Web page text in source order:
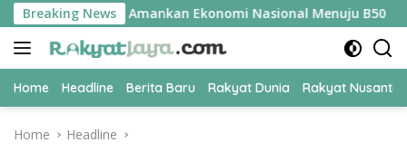
Skip
to
content
Breaking News
Jadi Kunci Amankan Ekonomi Nasional Menuju B50
Home Headline Berita Baru Rakyat Dunia Rakyat
Home Headline